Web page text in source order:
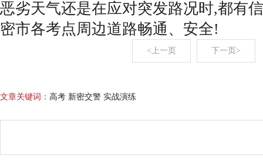
恶劣天气还是在应对突发路况时,都有
密市各考点周边道路畅通、安全!
<上一页 下一页>
文章关键词： 高考 新密交警 实战演练